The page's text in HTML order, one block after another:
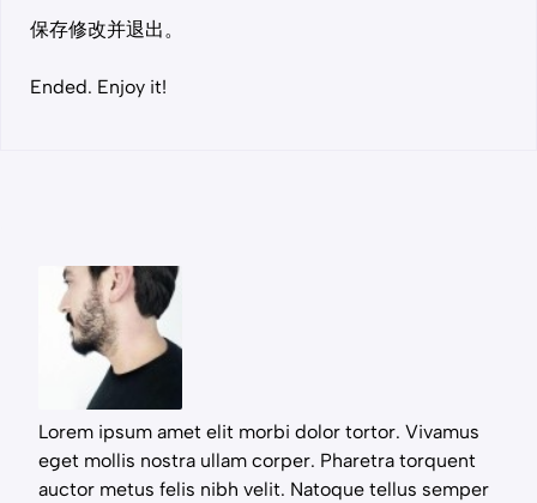
保存修改并退出。
Ended. Enjoy it!
Lorem ipsum amet elit morbi dolor tortor. Vivamus
eget mollis nostra ullam corper. Pharetra torquent
auctor metus felis nibh velit. Natoque tellus semper